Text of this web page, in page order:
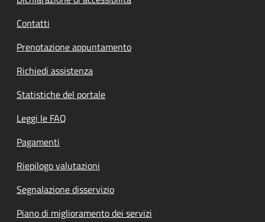
Contatti
Prenotazione appuntamento
Richiedi assistenza
Statistiche del portale
Leggi le FAQ
Pagamenti
Riepilogo valutazioni
Segnalazione disservizio
Piano di miglioramento dei servizi